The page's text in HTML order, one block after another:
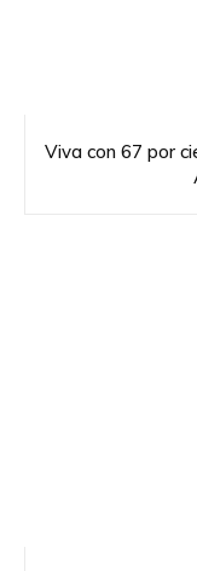
Viva con 67 por